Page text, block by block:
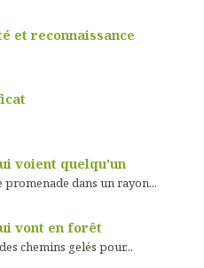
et reconnaissance
voient quelqu'un
dans un rayon...
vont en forêt
chemins gelés pour...